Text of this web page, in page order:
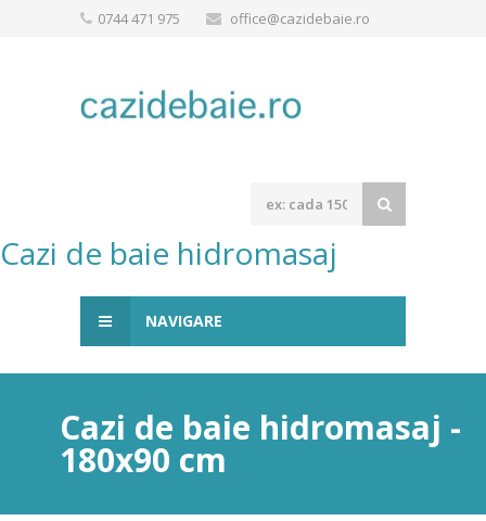
0744 471 975 office@cazidebaie.ro
Cazi de baie hidromasaj
NAVIGARE
Cazi de baie hidromasaj -
180x90 cm